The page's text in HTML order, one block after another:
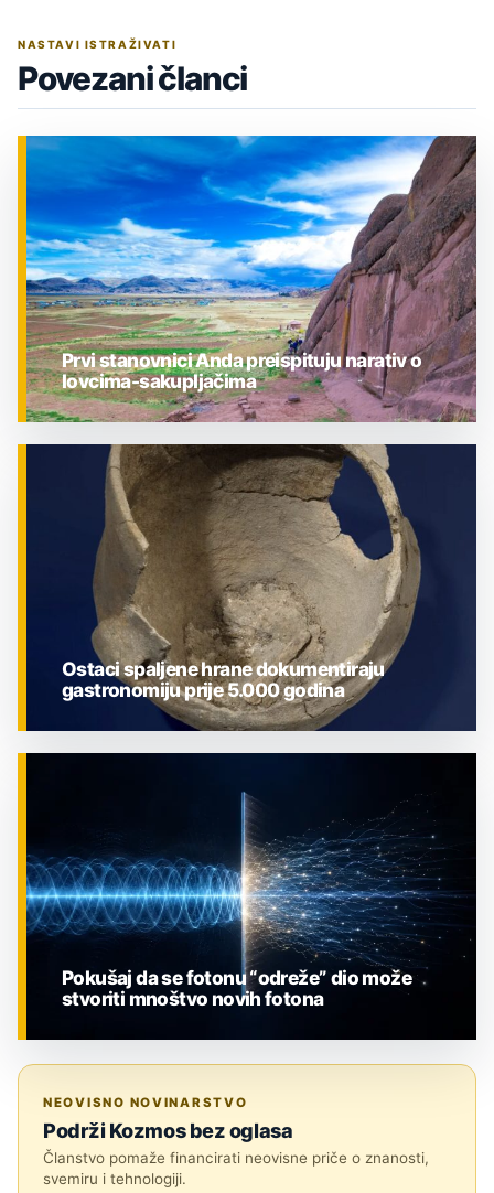
NASTAVI ISTRAŽIVATI
Povezani članci
ZNANOST
Prvi stanovnici Anda preispituju narativ o
lovcima-sakupljačima
Ostaci spaljene hrane dokumentiraju
gastronomiju prije 5.000 godina
Pokušaj da se fotonu “odreže” dio može
stvoriti mnoštvo novih fotona
NEOVISNO NOVINARSTVO
Podrži Kozmos bez oglasa
Članstvo pomaže financirati neovisne priče o znanosti,
svemiru i tehnologiji.